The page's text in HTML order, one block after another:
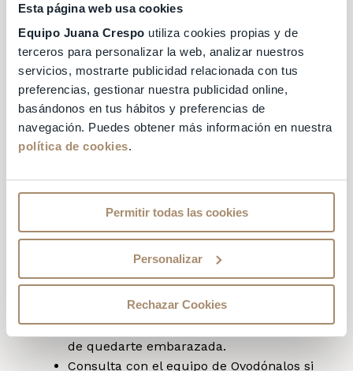
Esta página web usa cookies
Equipo Juana Crespo utiliza cookies propias y de
terceros para personalizar la web, analizar nuestros
servicios, mostrarte publicidad relacionada con tus
preferencias, gestionar nuestra publicidad online,
basándonos en tus hábitos y preferencias de
navegación. Puedes obtener más información en nuestra
política de cookies.
Permitir todas las cookies
Personalizar
Rechazar Cookies
cuerpos lúteos, tardan unos días en
reabsorberse.
Posibles síntomas en
esta etapa:
Sensación de presión en el abdomen.
manchado.
Precauciones
importantes:
No mantengas relaciones sexuales sin
protección hasta la próxima regla,
aunque es poco probable, existe riesgo
de quedarte embarazada.
Consulta con el equipo de Ovodónalos si